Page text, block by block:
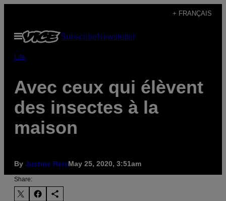
content
+ FRANÇAIS
Open
Menu
SubscribeNewsletter
Life
Avec ceux qui élèvent
des insectes à la
maison
By Justine ReixMay 25, 2020, 3:51am
Share: